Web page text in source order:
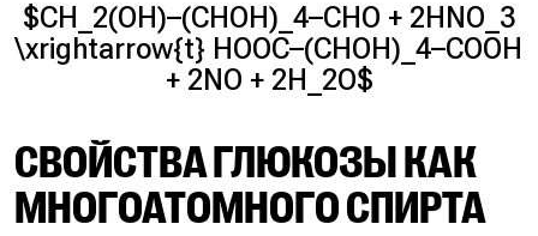
$CH_2(OH)–(CHOH)_4–CHO + 2HNO_3
\xrightarrow{t} HOOC–(CHOH)_4–COOH
+ 2NO + 2H_2O$
СВОЙСТВА ГЛЮКОЗЫ КАК
МНОГОАТОМНОГО СПИРТА